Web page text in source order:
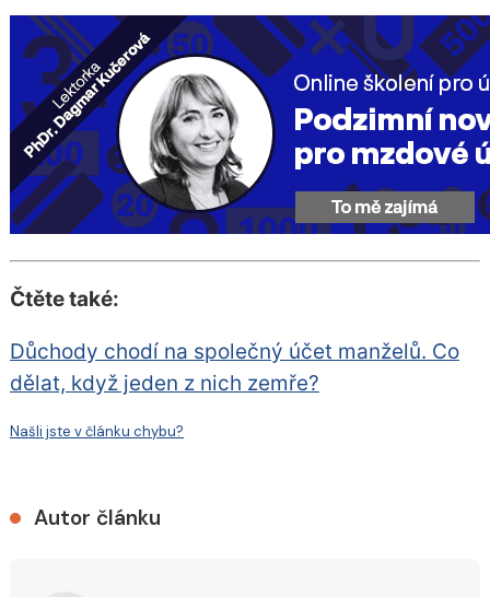
Čtěte také:
Důchody chodí na společný účet manželů. Co
dělat, když jeden z nich zemře?
Našli jste v článku chybu?
Autor článku